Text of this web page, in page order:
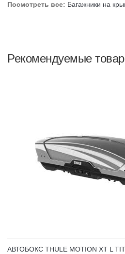
Посмотреть все: Багажники на
Рекомендуемые
АВТОБОКС THULE MOTION XT L